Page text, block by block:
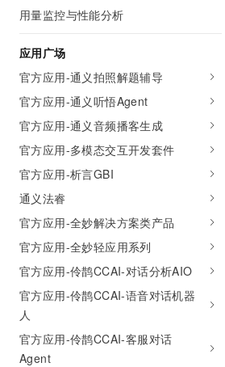
用量监控与性能分析
应用广场
官方应用-通义拍照解题辅导
官方应用-通义听悟Agent
官方应用-通义音频播客生成
官方应用-多模态交互开发套件
官方应用-析言GBI
通义法睿
官方应用-全妙解决方案类产品
官方应用-全妙轻应用系列
官方应用-伶鹊CCAI-对话分析AIO
官方应用-伶鹊CCAI-语音对话机器
人
官方应用-伶鹊CCAI-客服对话
Agent